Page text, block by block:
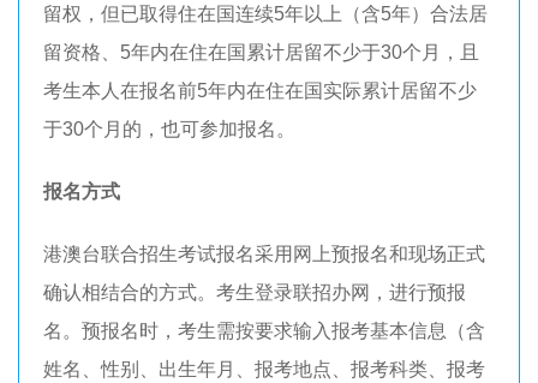
留权，但已取得住在国连续5年以上（含5年）合法居
留资格、5年内在住在国累计居留不少于30个月，且
考生本人在报名前5年内在住在国实际累计居留不少
于30个月的，也可参加报名。
报名方式
港澳台联合招生考试报名采用网上预报名和现场正式
确认相结合的方式。考生登录联招办网，进行预报
名。预报名时，考生需按要求输入报考基本信息（含
姓名、性别、出生年月、报考地点、报考科类、报考